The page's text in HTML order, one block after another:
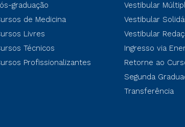
graduação
de Medicina
Livres
Técnicos
Profissionalizantes
Vestibular
Vestibular
Vestibular
Ingresso via
Retorne ao
Segunda
Transferência